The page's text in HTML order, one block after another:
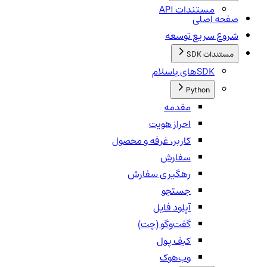
مستندات API
صفحه اصلی
شروع سریع توسعه
مستندات SDK
SDKهای باسلام
Python
مقدمه
احراز هویت
کاربر، غرفه و محصول
سفارش
رهگیری سفارش
جستجو
آپلود فایل
گفت‌وگو (چت)
کیف پول
وب‌هوک